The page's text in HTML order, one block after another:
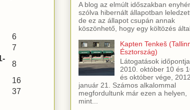
6
7
8
16
37
A blog az elmúlt időszakban
szólva hibernált állapotban
de ez az állapot csupán annak
köszönhető, hogy egy költözés
Kapten Tenkeš
Észtország)
Látogatások
2010. október 10 és
és október vége, 2012.
január 21. Számos alkalommal
megfordultunk már ezen a helyen,
mint...